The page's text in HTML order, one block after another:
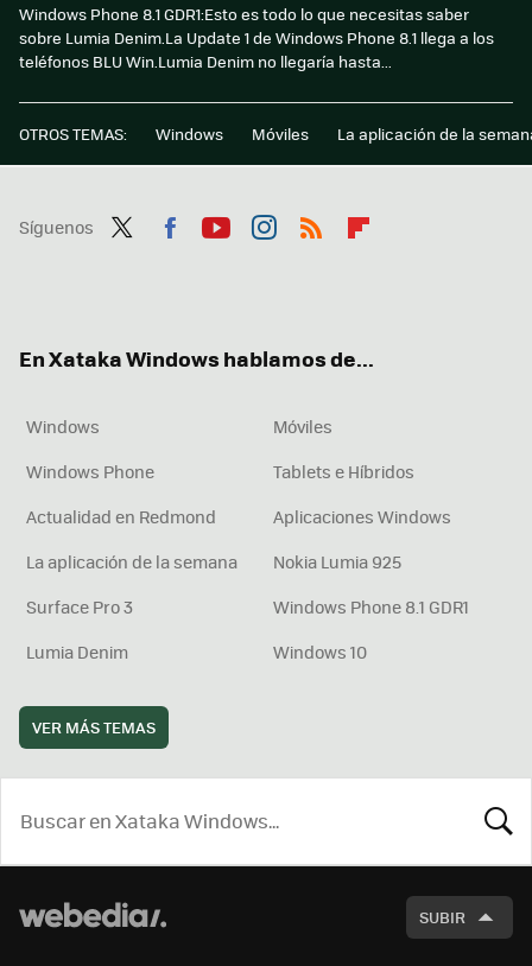
Windows Phone 8.1 GDR1:Esto es todo lo que necesitas saber
sobre Lumia Denim.La Update 1 de Windows Phone 8.1 llega a los
teléfonos BLU Win.Lumia Denim no llegaría hasta...
OTROS TEMAS: Windows Móviles La aplicación de la
Síguenos
En Xataka Windows hablamos de...
Windows
Móviles
Windows Phone
Tablets e Híbridos
Actualidad en Redmond
Aplicaciones Windows
La aplicación de la semana
Nokia Lumia 925
Surface Pro 3
Windows Phone 8.1 GDR1
Lumia Denim
Windows 10
VER MÁS TEMAS
SUBIR